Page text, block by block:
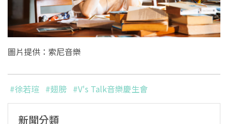
圖片提供：索尼音樂
#徐若瑄 #翅膀 #V's Talk音樂慶生會
新聞分類